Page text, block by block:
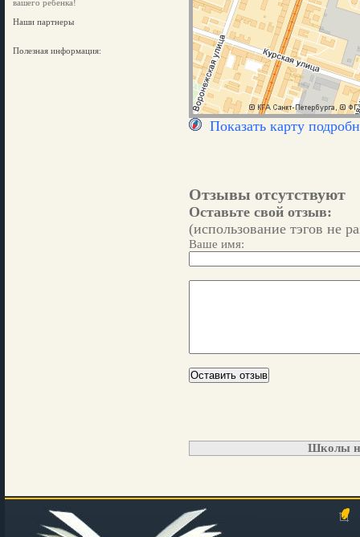
вашего ребенка!
Наши партнеры
Полезная информация:
Показать карту
Отзывы отсутствуют
Оставьте свой отзыв:
(использование тэгов не
Ваше имя:
Школы